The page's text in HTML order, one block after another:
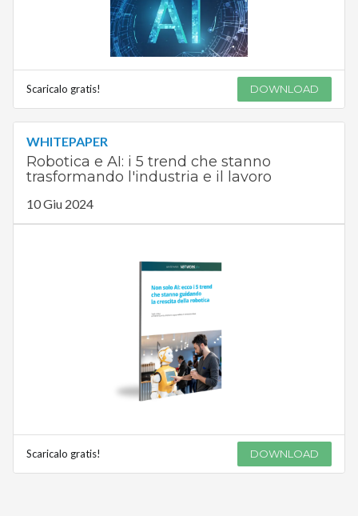
Scaricalo gratis! DOWNLOAD
WHITEPAPER
Robotica e AI: i 5 trend che stanno
trasformando l'industria e il lavoro
10 Giu 2024
Scaricalo gratis! DOWNLOAD